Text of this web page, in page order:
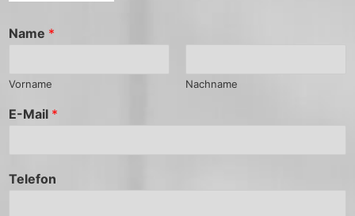
Name *
Vorname Nachname
E-Mail *
Telefon